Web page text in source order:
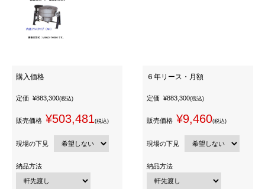
購入価格
定価 ¥883,300(税込)
販売価格 ¥503,481(税込)
現場の下見
納品方法
６年リース・月額
定価 ¥883,300(税込)
販売価格 ¥9,460(税込)
現場の下見
納品方法